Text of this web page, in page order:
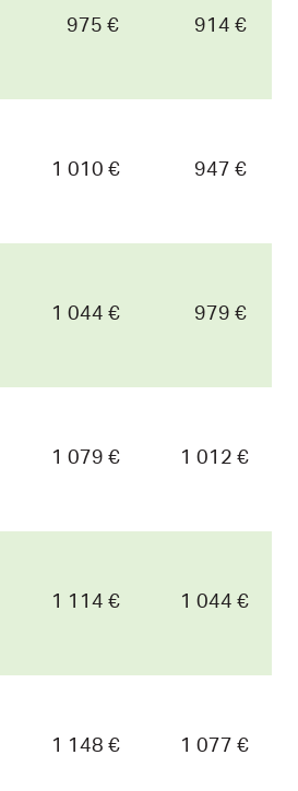
975 € 914 €
1 010 € 947 €
1 044 € 979 €
1 079 € 1 012 €
1 114 € 1 044 €
1 148 € 1 077 €